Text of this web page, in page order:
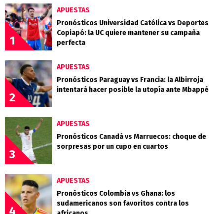
1
APUESTAS
Pronósticos Universidad Católica vs Deportes
Copiapó: la UC quiere mantener su campaña
perfecta
2
APUESTAS
Pronósticos Paraguay vs Francia: la Albirroja
intentará hacer posible la utopía ante Mbappé
3
APUESTAS
Pronósticos Canadá vs Marruecos: choque de
sorpresas por un cupo en cuartos
4
APUESTAS
Pronósticos Colombia vs Ghana: los
sudamericanos son favoritos contra los